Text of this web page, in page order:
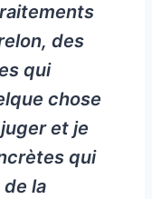
des
qui
chose
et je
qui
de la